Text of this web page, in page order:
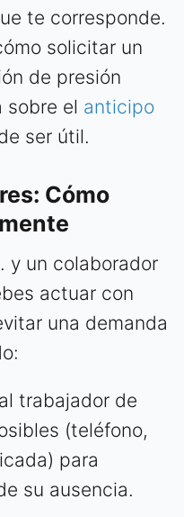
te corresponde.
solicitar un
de presión
sobre el anticipo
ser útil.
Cómo
y un colaborador
actuar con
una demanda
trabajador de
(teléfono,
para
su ausencia.